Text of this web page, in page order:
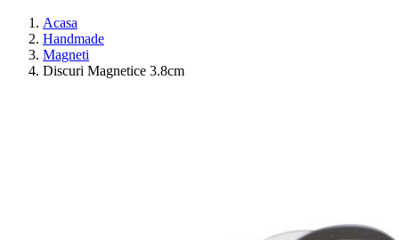
Acasa
Handmade
Magneti
Discuri Magnetice 3.8cm